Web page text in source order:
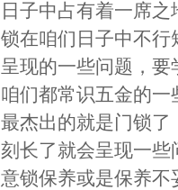
日子中占有着一席之
锁在咱们日子中不
呈现的一些问题，
咱们都常识五金的
最杰出的就是门锁
刻长了就会呈现一
意锁保养或是保养不